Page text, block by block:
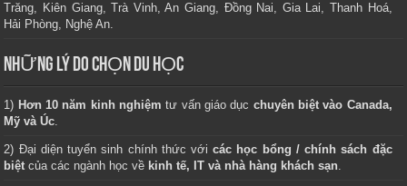
Trăng, Kiên Giang, Trà Vinh, An Giang, Đồng Nai, Gia Lai, Thanh Hoá,
Hải Phòng, Nghệ An.
NHỮNG LÝ DO CHỌN DU HỌC
1) Hơn 10 năm kinh nghiệm tư vấn giáo dục chuyên biệt vào Canada,
Mỹ và Úc.
2) Đại diện tuyển sinh chính thức vớicác học bổng / chính sách đặc
biệt của các ngành học về kinh tế, IT và nhà hàng khách sạn.